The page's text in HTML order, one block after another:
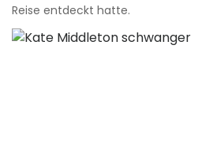
Reise entdeckt hatte.